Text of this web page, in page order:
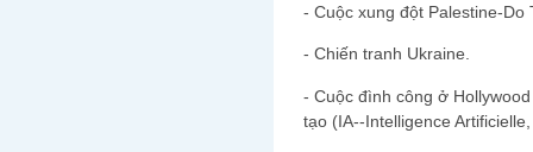
- Cuộc xung đột Palestine-Do
- Chiến tranh Ukraine.
- Cuộc đình công ở
tạo (IA--Intelligence